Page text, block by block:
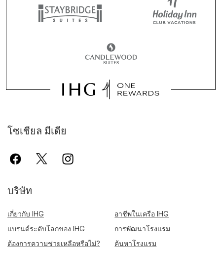
โซเชียล มีเดีย
บริษัท
เกี่ยวกับ IHG
อาชีพในเครือ IHG
แบรนด์ระดับโลกของ IHG
การพัฒนาโรงแรม
ต้องการความช่วยเหลือหรือไม่?
ค้นหาโรงแรม